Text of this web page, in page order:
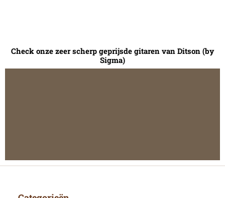
Check onze zeer scherp geprijsde gitaren van Ditson (by
Sigma)